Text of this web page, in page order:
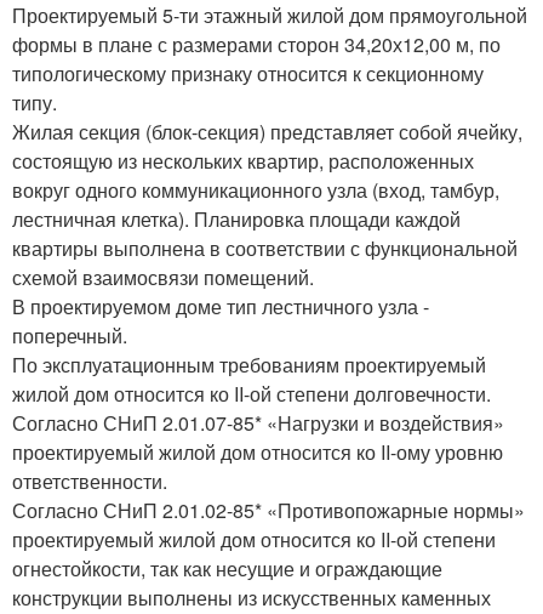
Проектируемый 5-ти этажный жилой дом прямоугольной
формы в плане с размерами сторон 34,20х12,00 м, по
типологическому признаку относится к секционному
типу.
Жилая секция (блок-секция) представляет собой ячейку,
состоящую из нескольких квартир, расположенных
вокруг одного коммуникационного узла (вход, тамбур,
лестничная клетка). Планировка площади каждой
квартиры выполнена в соответствии с функциональной
схемой взаимосвязи помещений.
В проектируемом доме тип лестничного узла -
поперечный.
По эксплуатационным требованиям проектируемый
жилой дом относится ко II-ой степени долговечности.
Согласно СНиП 2.01.07-85* «Нагрузки и воздействия»
проектируемый жилой дом относится ко II-ому уровню
ответственности.
Согласно СНиП 2.01.02-85* «Противопожарные нормы»
проектируемый жилой дом относится ко II-ой степени
огнестойкости, так как несущие и ограждающие
конструкции выполнены из искусственных каменных